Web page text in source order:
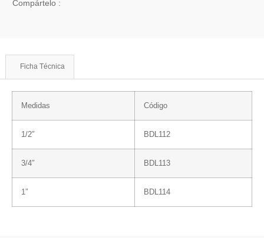
Compártelo :
Ficha Técnica
Medidas Código
1/2″ BDL112
3/4″ BDL113
1″ BDL114